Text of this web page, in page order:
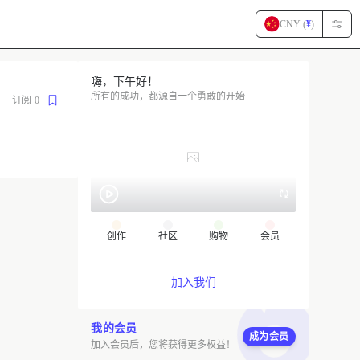
CNY (¥)
订阅 0
嗨，下午好！
所有的成功，都源自一个勇敢的开始
创作 社区 购物 会员
加入我们
我的会员
加入会员后，您将获得更多权益！
成为会员